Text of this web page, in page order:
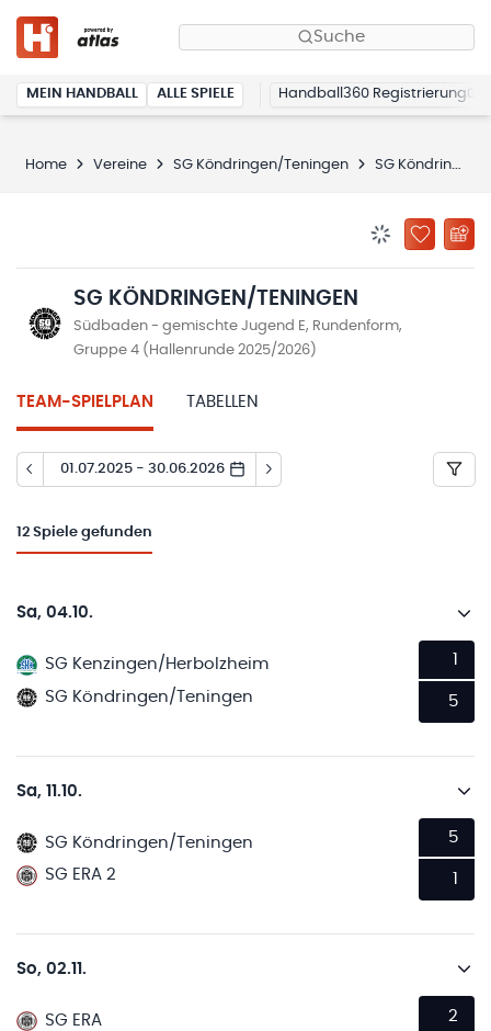
Suche
MEIN HANDBALL ALLE SPIELE Handball360 Registrierung
Home Vereine SG Köndringen/Teningen SG Köndringen/Teningen
ZU
SG KÖNDRINGEN/TENINGEN
Südbaden - gemischte Jugend E, Rundenform,
Gruppe 4 (Hallenrunde 2025/2026)
TEAM-SPIELPLAN TABELLEN
01.07.2025 - 30.06.2026
12 Spiele gefunden
Sa, 04.10.
SG Kenzingen/Herbolzheim
SG Köndringen/Teningen
5
Sa, 11.10.
SG Köndringen/Teningen
SG ERA 2
5
So, 02.11.
SG ERA
2